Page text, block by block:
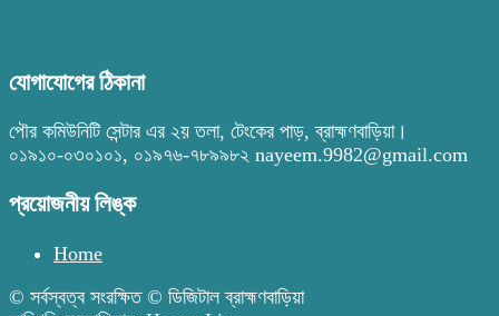
যোগাযোগের ঠিকানা
পৌর কমিউনিটি সেন্টার এর ২য় তলা, টেংকের পাড়, ব্রাহ্মণবাড়িয়া।
০১৯১০-০৩০১০১, ০১৯৭৬-৭৮৯৯৮২ nayeem.9982@gmail.com
প্রয়োজনীয় লিঙ্ক
Home
© সর্বস্বত্ব সংরক্ষিত © ডিজিটাল ব্রাহ্মণবাড়িয়া